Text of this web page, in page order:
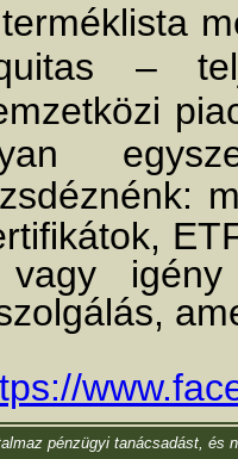
–
igény
pénzügyi tanácsadást,